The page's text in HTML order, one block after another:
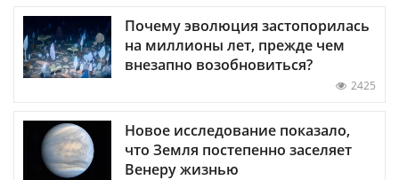
Почему эволюция застопорилась
на миллионы лет, прежде чем
внезапно возобновиться?
2425
Новое исследование показало,
что Земля постепенно заселяет
Венеру жизнью